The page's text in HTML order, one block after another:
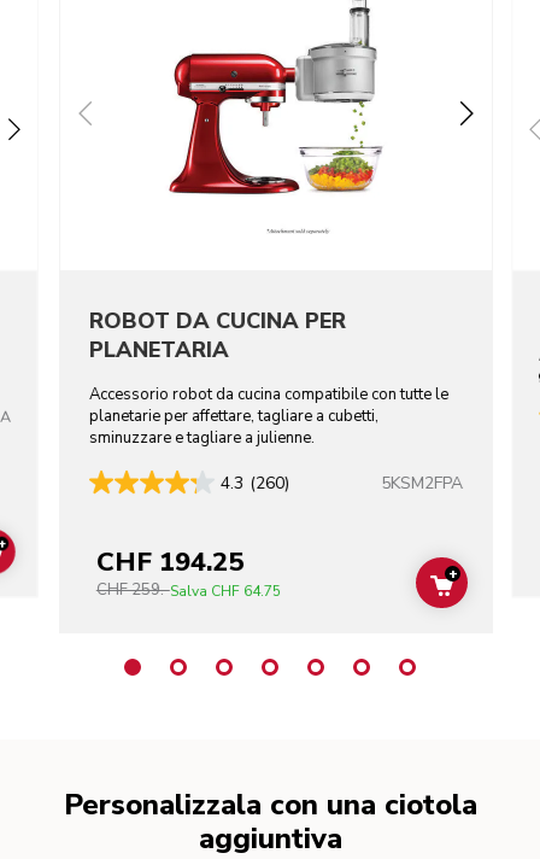
ADD TO CART
ROBOT DA CUCINA PER
PLANETARIA
Accessorio robot da cucina compatibile con tutte le
planetarie per affettare, tagliare a cubetti,
sminuzzare e tagliare a julienne.
4.3 (260) 5KSM2FPA
CHF 194.25
CHF 259.-Salva CHF 64.75 ADD TO
+
Personalizzala con una ciotola
aggiuntiva